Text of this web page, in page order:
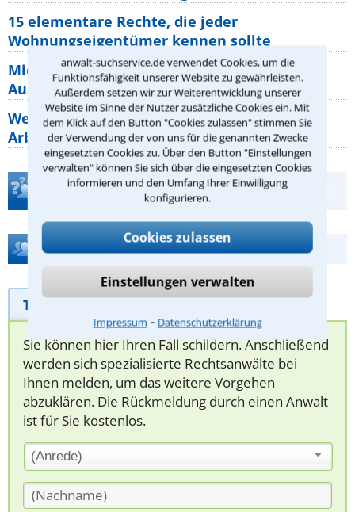
anwalt-suchservice.de verwendet Cookies, um die
Funktionsfähigkeit unserer Website zu gewährleisten.
Außerdem setzen wir zur Weiterentwicklung unserer
Website im Sinne der Nutzer zusätzliche Cookies ein. Mit
dem Klick auf den Button "Cookies zulassen" stimmen Sie
der Verwendung der von uns für die genannten Zwecke
eingesetzten Cookies zu. Über den Button "Einstellungen
verwalten" können Sie sich über die eingesetzten Cookies
informieren und den Umfang Ihrer Einwilligung
konfigurieren.
Cookies zulassen
Einstellungen verwalten
Impressum ⁃ Datenschutzerklärung
15 elementare Rechte, die jeder
Wohnungseigentümer kennen sollte
Mietpreisbremse 2026: Alle Regeln,
Ausnahmen und Rechte für Mieter
Welche Regeln für Teilnahme, Urlaub,
Arbeitszeit gelten beim
Teste Dein Rechtswissen
Hilfe bei Ihrer Anwaltsuche?
Telefonhilfe Beratungsanfrage
Sie können hier Ihren Fall schildern. Anschließend
werden sich spezialisierte Rechtsanwälte bei
Ihnen melden, um das weitere Vorgehen
abzuklären. Die Rückmeldung durch einen Anwalt
ist für Sie kostenlos.
(Anrede)